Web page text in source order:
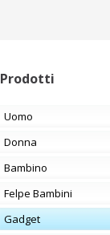
Prodotti
Uomo
Donna
Bambino
Felpe Bambini
Gadget